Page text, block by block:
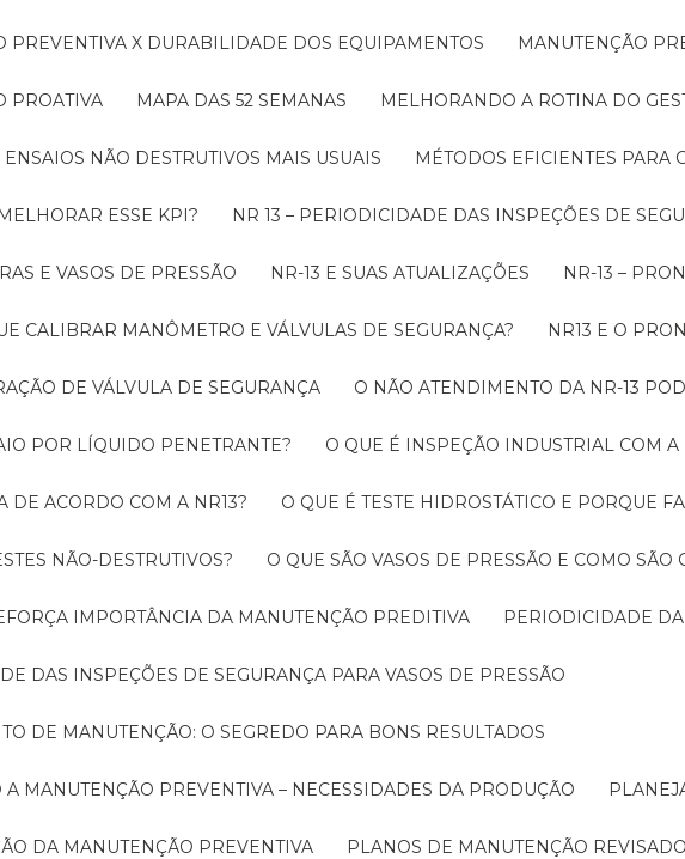
PREVENTIVA X DURABILIDADE DOS EQUIPAMENTOS MANUTENÇÃO
PROATIVA MAPA DAS 52 SEMANAS MELHORANDO A ROTINA DO
ENSAIOS NÃO DESTRUTIVOS MAIS USUAIS MÉTODOS EFICIENTES
MELHORAR ESSE KPI? NR 13 – PERIODICIDADE DAS INSPEÇÕES DE
E VASOS DE PRESSÃO NR-13 E SUAS ATUALIZAÇÕES NR-13 –
CALIBRAR MANÔMETRO E VÁLVULAS DE SEGURANÇA? NR13 E O
DE VÁLVULA DE SEGURANÇA O NÃO ATENDIMENTO DA NR-13
POR LÍQUIDO PENETRANTE? O QUE É INSPEÇÃO INDUSTRIAL COM
DE ACORDO COM A NR13? O QUE É TESTE HIDROSTÁTICO E PORQUE
NÃO-DESTRUTIVOS? O QUE SÃO VASOS DE PRESSÃO E COMO SÃO
IMPORTÂNCIA DA MANUTENÇÃO PREDITIVA PERIODICIDADE
DAS INSPEÇÕES DE SEGURANÇA PARA VASOS DE PRESSÃO
DE MANUTENÇÃO: O SEGREDO PARA BONS RESULTADOS
A MANUTENÇÃO PREVENTIVA – NECESSIDADES DA PRODUÇÃO
DA MANUTENÇÃO PREVENTIVA PLANOS DE MANUTENÇÃO